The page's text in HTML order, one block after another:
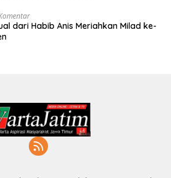
dari Habib Anis Meriahkan Milad ke-